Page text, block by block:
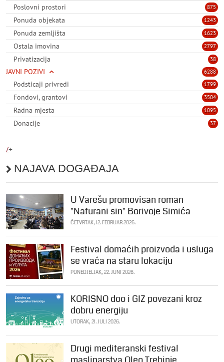
875
Poslovni prostori
1243
Ponuda objekata
1623
Ponuda zemljišta
2797
Ostala imovina
38
Privatizacija
6288
JAVNI POZIVI
1799
Podsticaji privredi
3504
Fondovi, grantovi
1095
Radna mjesta
37
Donacije
/+
NAJAVA DOGAĐAJA
U Varešu promovisan roman
"Nafurani sin" Borivoje Simića
ČETVRTAK, 12. FEBRUAR 2026.
Festival domaćih proizvoda i usluga
se vraća na staru lokaciju
PONEDJELJAK, 22. JUNI 2026.
KORISNO doo i GIZ povezani kroz
dobru energiju
UTORAK, 21. JULI 2026.
Drugi mediteranski festival